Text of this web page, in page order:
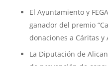
El Ayuntamiento y
ganador del premio
donaciones a Cáritas y
La Diputación de